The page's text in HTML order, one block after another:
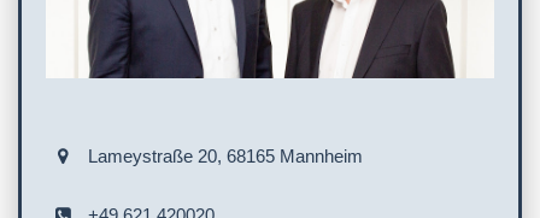
Lameystraße 20, 68165 Mannheim